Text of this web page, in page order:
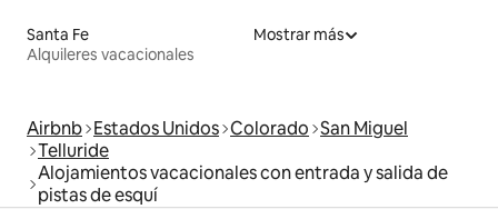
Santa Fe
Alquileres vacacionales
Mostrar más
Airbnb Estados Unidos Colorado San Miguel
Telluride
Alojamientos vacacionales con entrada y salida de
pistas de esquí